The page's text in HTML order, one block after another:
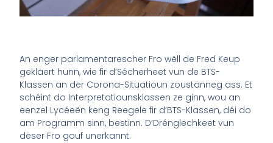
An enger parlamentarescher Fro wëll de Fred Keup
gekläert hunn, wie fir d’Sécherheet vun de BTS-
Klassen an der Corona-Situatioun zoustänneg ass. Et
schéint do Interpretatiounsklassen ze ginn, wou an
eenzel Lycéeën keng Reegele fir d’BTS-Klassen, déi do
am Programm sinn, bestinn. D’Drénglechkeet vun
dëser Fro gouf unerkannt.